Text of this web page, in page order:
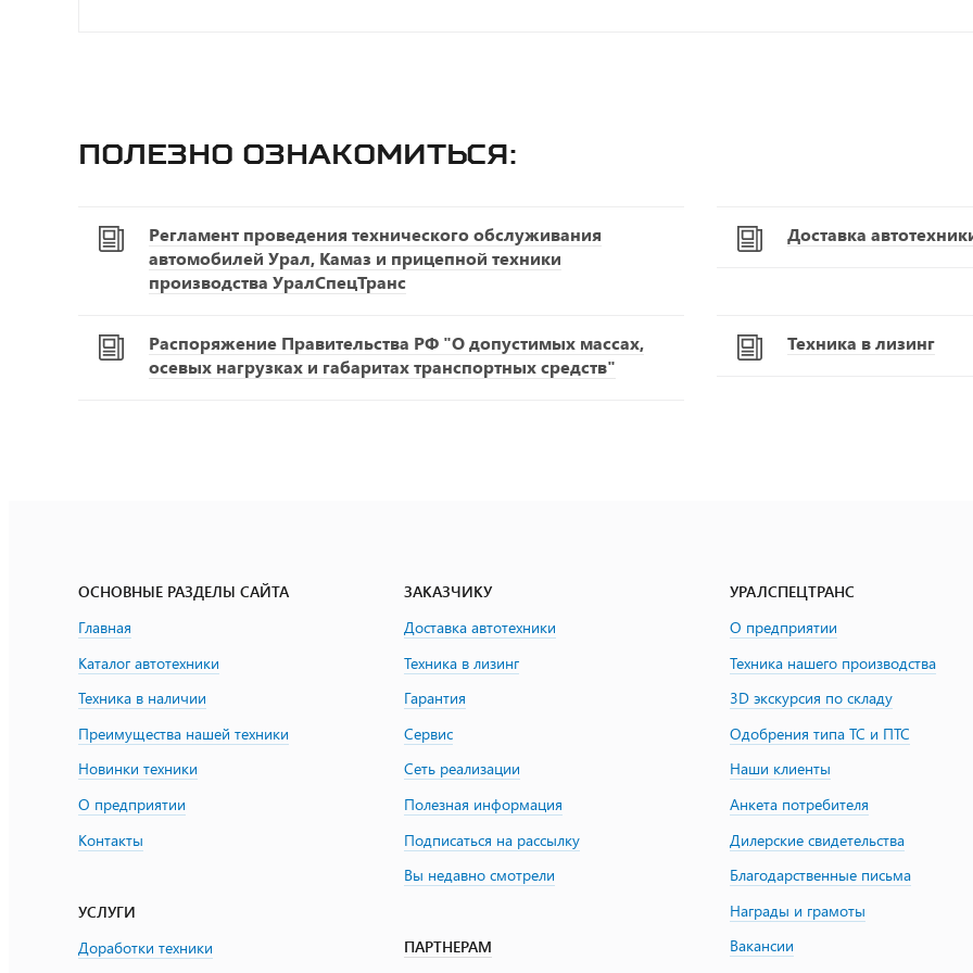
Полезно ознакомиться:
Регламент проведения технического обслуживания
автомобилей Урал, Камаз и прицепной техники
производства УралСпецТранс
Доставка
Распоряжение Правительства РФ "О допустимых массах,
осевых нагрузках и габаритах транспортных средств"
Техника в лизинг
ОСНОВНЫЕ РАЗДЕЛЫ САЙТА
Главная
Каталог автотехники
Техника в наличии
Преимущества нашей техники
Новинки техники
О предприятии
Контакты
УСЛУГИ
Доработки техники
ЗАКАЗЧИКУ
Доставка автотехники
Техника в лизинг
Гарантия
Сервис
Сеть реализации
Полезная информация
Подписаться на рассылку
Вы недавно смотрели
ПАРТНЕРАМ
УРАЛСПЕЦТРАНС
О предприятии
Техника нашего производства
3D экскурсия по складу
Одобрения типа ТС и ПТС
Наши клиенты
Анкета потребителя
Дилерские свидетельства
Благодарственные письма
Награды и грамоты
Вакансии